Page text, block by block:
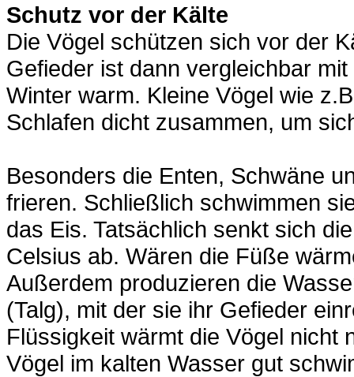
Schutz vor der Kälte
Die Vögel schützen sich vor der
Gefieder ist dann vergleichbar
Winter warm. Kleine Vögel wie
Schlafen dicht zusammen, um
Besonders die Enten, Schwäne
frieren. Schließlich schwimmen
das Eis. Tatsächlich senkt sich
Celsius ab. Wären die Füße
Außerdem produzieren die
(Talg), mit der sie ihr Gefieder
Flüssigkeit wärmt die Vögel nicht
Vögel im kalten Wasser gut